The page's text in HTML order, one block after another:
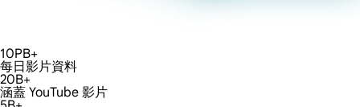
10PB+
每日影片資料
20B+
涵蓋 YouTube 影片